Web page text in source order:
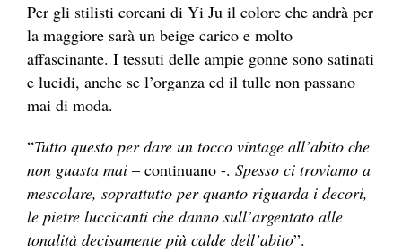
Per gli stilisti coreani di Yi Ju il colore che andrà per
la maggiore sarà un beige carico e molto
affascinante. I tessuti delle ampie gonne sono satinati
e lucidi, anche se l’organza ed il tulle non passano
mai di moda.
“Tutto questo per dare un tocco vintage all’abito che
non guasta mai – continuano -. Spesso ci troviamo a
mescolare, soprattutto per quanto riguarda i decori,
le pietre luccicanti che danno sull’argentato alle
tonalità decisamente più calde dell’abito”.